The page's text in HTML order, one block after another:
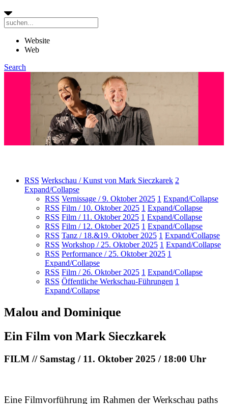
Website
Web
Search
RSS Werkschau / Kunst von Mark Sieczkarek 2
Expand/Collapse
RSS Vernissage / 9. Oktober 2025 1 Expand/Collapse
RSS Film / 10. Oktober 2025 1 Expand/Collapse
RSS Film / 11. Oktober 2025 1 Expand/Collapse
RSS Film / 12. Oktober 2025 1 Expand/Collapse
RSS Tanz / 18.&19. Oktober 2025 1 Expand/Collapse
RSS Workshop / 25. Oktober 2025 1 Expand/Collapse
RSS Performance / 25. Oktober 2025 1
Expand/Collapse
RSS Film / 26. Oktober 2025 1 Expand/Collapse
RSS Öffentliche Werkschau-Führungen 1
Expand/Collapse
Malou and Dominique
Ein Film von Mark Sieczkarek
FILM // Samstag / 11. Oktober 2025 / 18:00 Uhr
Eine Filmvorführung im Rahmen der Werkschau paths